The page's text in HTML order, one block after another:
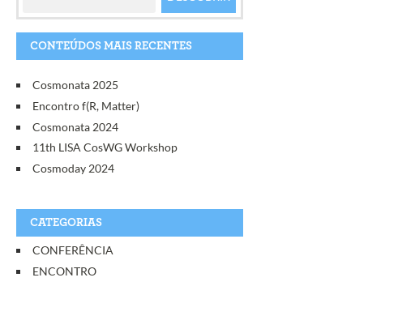
CONTEÚDOS MAIS RECENTES
Cosmonata 2025
Encontro f(R, Matter)
Cosmonata 2024
11th LISA CosWG Workshop
Cosmoday 2024
CATEGORIAS
CONFERÊNCIA
ENCONTRO